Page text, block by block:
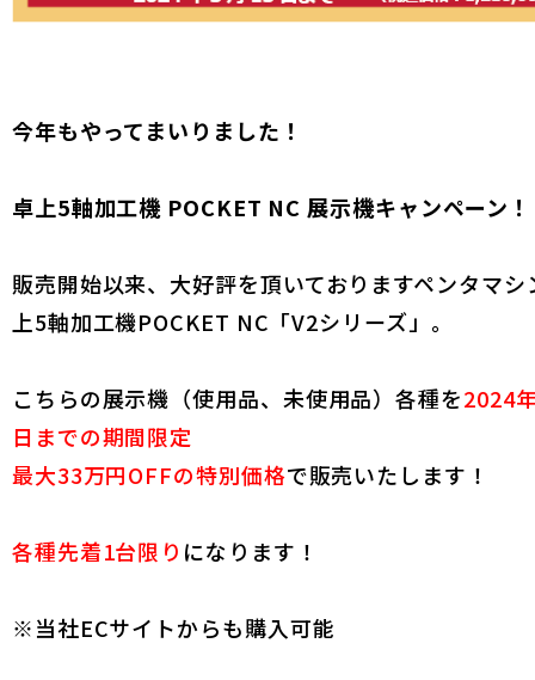
今年もやってまいりました！
卓上5軸加工機 POCKET NC 展示機キャンペーン
販売開始以来、大好評を頂いておりますペンタマ
上5軸加工機POCKET NC「V2シリーズ」。
こちらの展示機（使用品、未使用品）各種を2024
日までの期間限定
最大33万円OFFの特別価格で販売いたします！
各種先着1台限り になります！
※当社ECサイトからも購入可能